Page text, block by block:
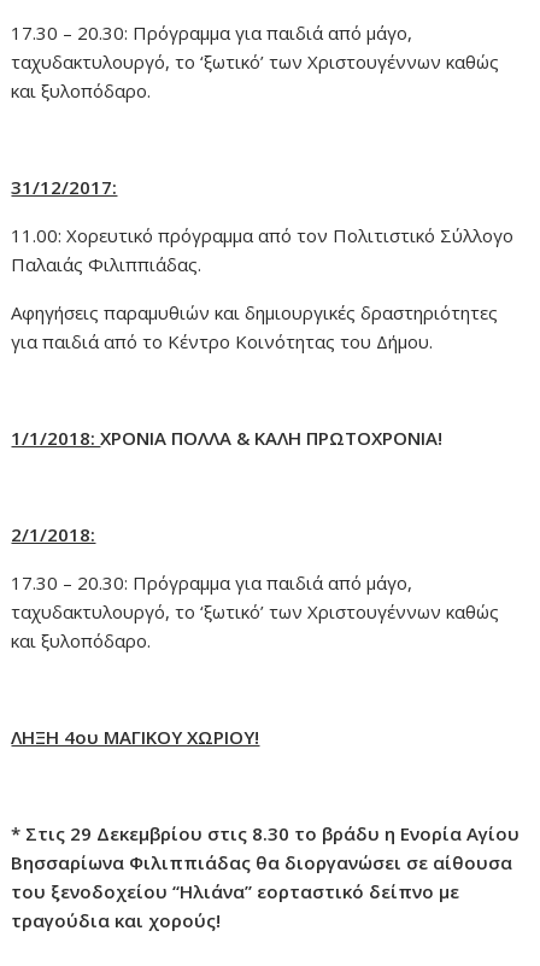
17.30 – 20.30: Πρόγραμμα για παιδιά από μάγο,
ταχυδακτυλουργό, το ‘ξωτικό’ των Χριστουγέννων καθώς
και ξυλοπόδαρο.
31/12/2017:
11.00: Χορευτικό πρόγραμμα από τον Πολιτιστικό Σύλλογο
Παλαιάς Φιλιππιάδας.
Αφηγήσεις παραμυθιών και δημιουργικές δραστηριότητες
για παιδιά από το Κέντρο Κοινότητας του Δήμου.
1/1/2018:ΧΡΟΝΙΑ ΠΟΛΛΑ & ΚΑΛΗ ΠΡΩΤΟΧΡΟΝΙΑ!
2/1/2018:
17.30 – 20.30: Πρόγραμμα για παιδιά από μάγο,
ταχυδακτυλουργό, το ‘ξωτικό’ των Χριστουγέννων καθώς
και ξυλοπόδαρο.
ΛΗΞΗ 4ου ΜΑΓΙΚΟΥ ΧΩΡΙΟΥ!
* Στις 29 Δεκεμβρίου στις 8.30 το βράδυ η Ενορία Αγίου
Βησσαρίωνα Φιλιππιάδας θα διοργανώσει σε αίθουσα
του ξενοδοχείου “Ηλιάνα” εορταστικό δείπνο με
τραγούδια και χορούς!